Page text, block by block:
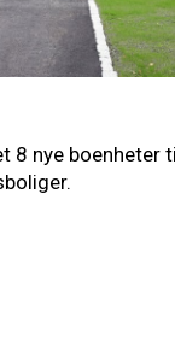
8 nye boenheter